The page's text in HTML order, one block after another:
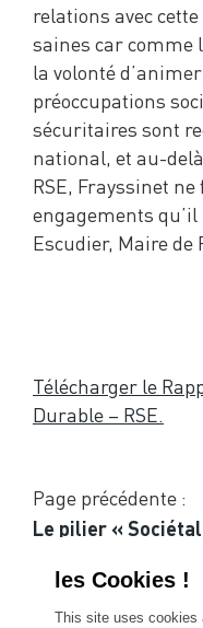
relations avec
saines car comme
la volonté
préoccupations
sécuritaires sont
national, et au-
RSE, Frayssinet
engagements
Escudier, Maire de
Télécharger le
Durable – RSE.
Page précédente :
Le pilier «
Page suivante :
ISO 26000, la
This site uses cookies